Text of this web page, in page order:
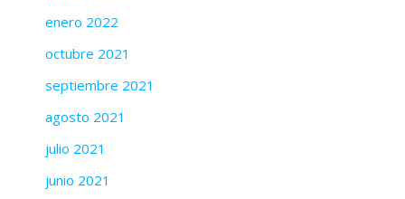
enero 2022
octubre 2021
septiembre 2021
agosto 2021
julio 2021
junio 2021